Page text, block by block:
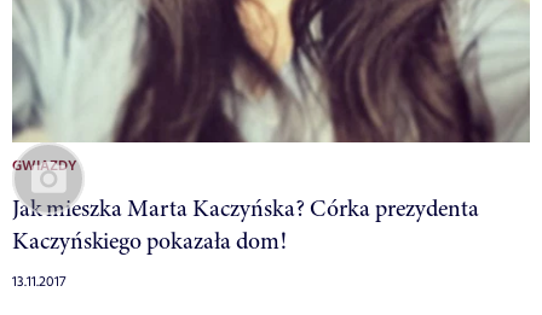
GWIAZDY
Jak mieszka Marta Kaczyńska? Córka prezydenta
Kaczyńskiego pokazała dom!
13.11.2017